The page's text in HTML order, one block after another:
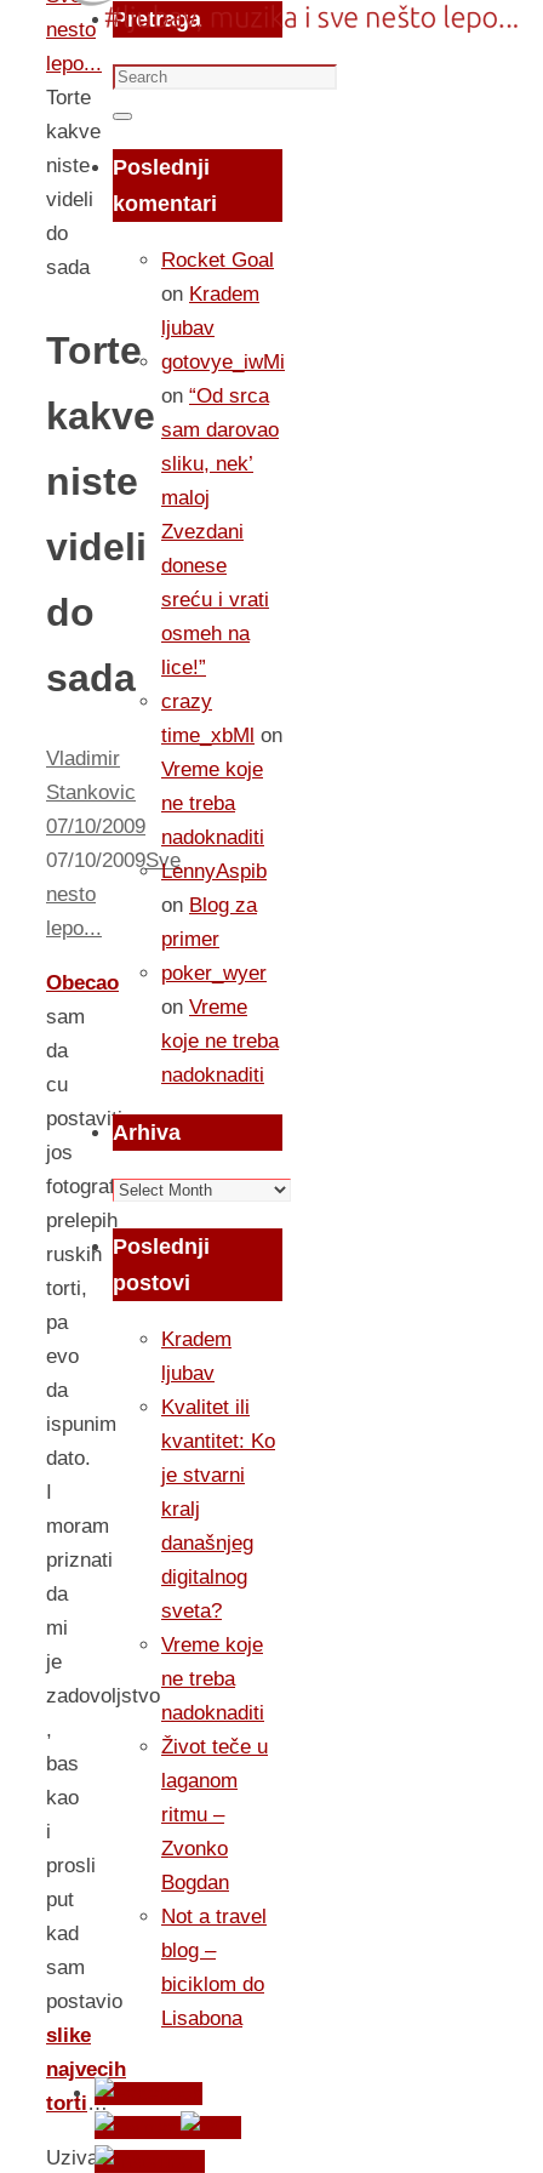
nesto
lepo...
Torte
kakve
niste
videli
do
sada
Torte
kakve
niste
videli
do
sada
Vladimir
Stankovic
07/10/2009
07/10/2009Sve
nesto
lepo...
Obecao
sam
da
cu
postaviti
jos
fotografija
prelepih
ruskih
torti,
pa
evo
da
ispunim
dato.
I
moram
priznati
da
mi
je
zadovoljstvo
,
bas
kao
i
prosli
put
kad
sam
postavio
slike
najvecih
torti…
Uzivajte,
Pretraga
Search
for:
Search
Poslednji
komentari
Rocket Goal
on Kradem
ljubav
gotovye_iwMi
on “Od srca
sam darovao
sliku, nek’
maloj
Zvezdani
donese
sreću i vrati
osmeh na
lice!”
crazy
time_xbMl on
Vreme koje
ne treba
nadoknaditi
LennyAspib
on Blog za
primer
poker_wyer
on Vreme
koje ne treba
nadoknaditi
Arhiva
Arhiva
Poslednji
postovi
Kradem
ljubav
Kvalitet ili
kvantitet: Ko
je stvarni
kralj
današnjeg
digitalnog
sveta?
Vreme koje
ne treba
nadoknaditi
Život teče u
laganom
ritmu –
Zvonko
Bogdan
Not a travel
blog –
biciklom do
Lisabona